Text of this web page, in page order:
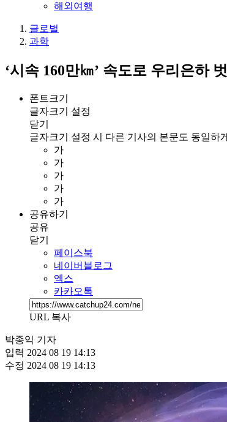
해외여행
글로벌
과학
‘시속 160만㎞’ 속도로 우리은하
폰트크기
글자크기 설정
닫기
글자크기 설정 시 다른 기사의 본문도 동일하
가
가
가
가
가
공유하기
공유
닫기
페이스북
네이버블로그
엑스
카카오톡
URL 복사
박종익 기자
입력 2024 08 19 14:13
수정 2024 08 19 14:13